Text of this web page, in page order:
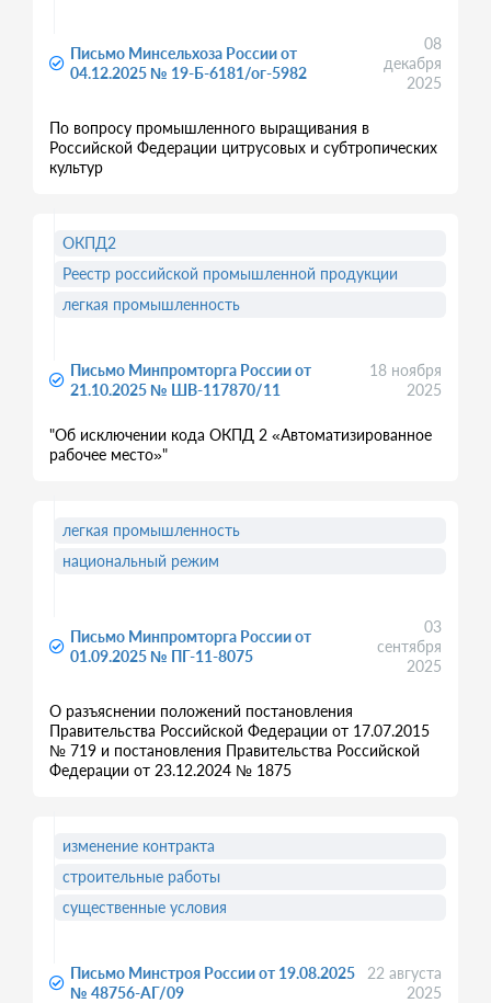
Письмо Минсельхоза России от
04.12.2025 № 19-Б-6181/ог-5982
08
декабря
2025
По вопросу промышленного выращивания в
Российской Федерации цитрусовых и субтропических
культур
Письмо Минпромторга России от
21.10.2025 № ШВ-117870/11
18 ноября
2025
"Об исключении кода ОКПД 2 «Автоматизированное
рабочее место»"
ОКПД2
Реестр российской промышленной продукции
легкая промышленность
Письмо Минпромторга России от
01.09.2025 № ПГ-11-8075
03
сентября
2025
О разъяснении положений постановления
Правительства Российской Федерации от 17.07.2015
№ 719 и постановления Правительства Российской
Федерации от 23.12.2024 № 1875
легкая промышленность
национальный режим
Письмо Минстроя России от 19.08.2025
№ 48756-АГ/09
22 августа
2025
изменение контракта
строительные работы
существенные условия